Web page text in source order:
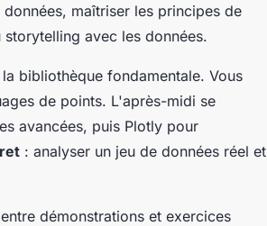
maîtriser les principes de
avec les données.
bibliothèque fondamentale. Vous
de points. L'après-midi se
avancées, puis Plotly pour
: analyser un jeu de données réel et
démonstrations et exercices